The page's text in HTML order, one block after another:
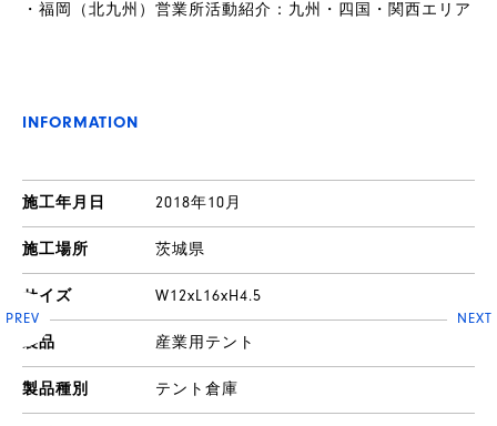
・福岡（北九州）営業所活動紹介：九州・四国・関西エリア
INFORMATION
施工年月日 2018年10月
施工場所 茨城県
サイズ W12xL16xH4.5
製品 産業用テント
製品種別 テント倉庫
PREV NEXT